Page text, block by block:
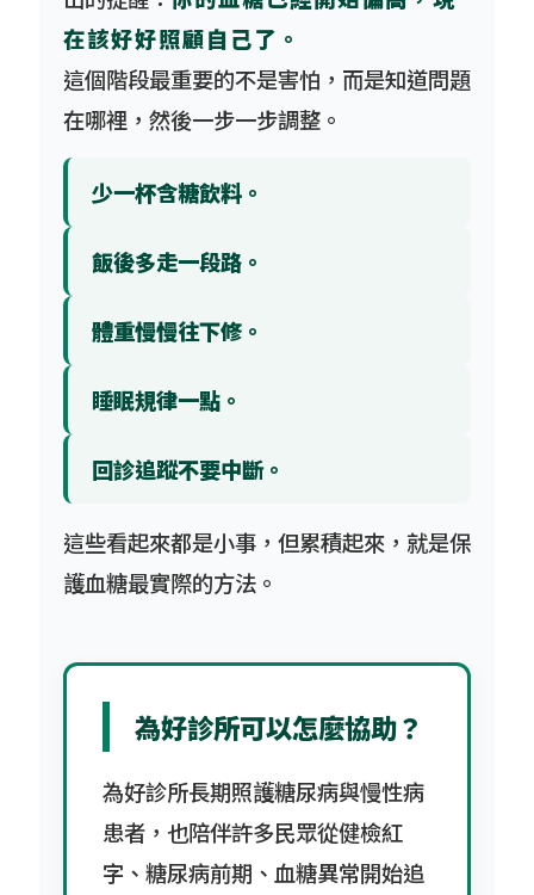
在該好好照顧自己了。
這個階段最重要的不是害怕，而是知道問題
在哪裡，然後一步一步調整。
少一杯含糖飲料。
飯後多走一段路。
體重慢慢往下修。
睡眠規律一點。
回診追蹤不要中斷。
這些看起來都是小事，但累積起來，就是保
護血糖最實際的方法。
為好診所可以怎麼協助？
為好診所長期照護糖尿病與慢性病
患者，也陪伴許多民眾從健檢紅
字、糖尿病前期、血糖異常開始追